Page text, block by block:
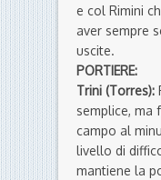
e col Rimini
aver sempre
uscite.
PORTIERE:
Trini (Torres):
semplice, ma
campo al
livello di
mantiene la